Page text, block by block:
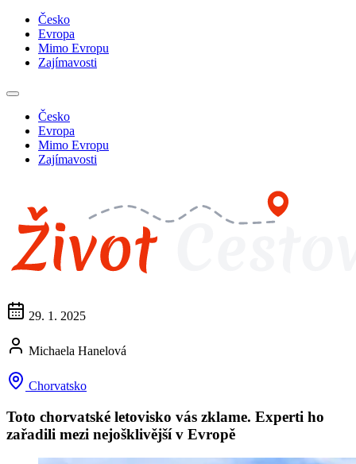
Česko
Evropa
Mimo Evropu
Zajímavosti
Česko
Evropa
Mimo Evropu
Zajímavosti
29. 1. 2025
Michaela Hanelová
Chorvatsko
Toto chorvatské letovisko vás zklame. Experti ho
zařadili mezi nejošklivější v Evropě